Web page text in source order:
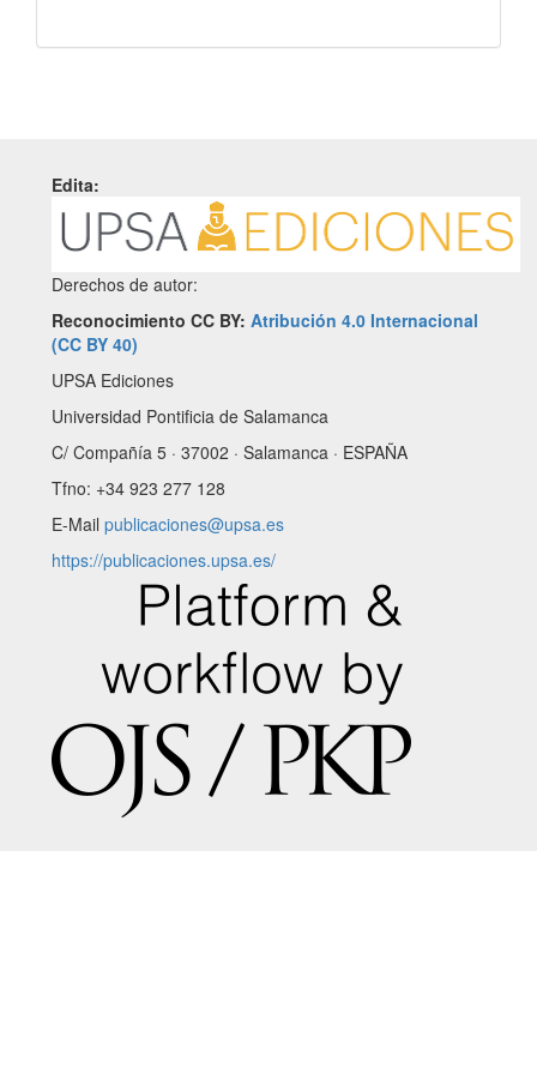
Edita:
Derechos de autor:
Reconocimiento CC BY: Atribución 4.0 Internacional
(CC BY 40)
UPSA Ediciones
Universidad Pontificia de Salamanca
C/ Compañía 5 · 37002 · Salamanca · ESPAÑA
Tfno: +34 923 277 128
E-Mail publicaciones@upsa.es
https://publicaciones.upsa.es/